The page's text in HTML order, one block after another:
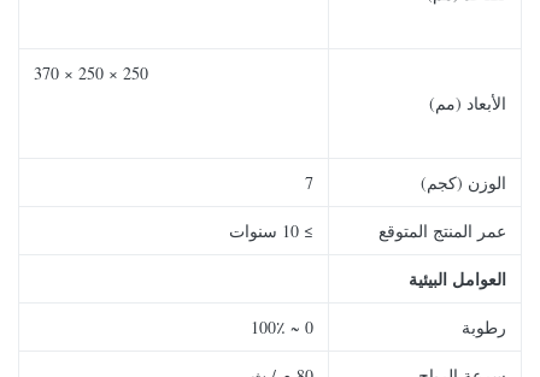
الأبعاد (مم)
250 × 250 × 370
الوزن (كجم) 7
عمر المنتج المتوقع ≥ 10 سنوات
العوامل البيئية
رطوبة 0 ~ 100٪